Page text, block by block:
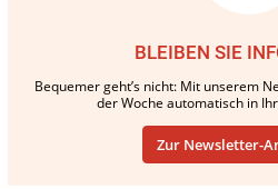
BLEIBEN SIE
Bequemer geht’s nicht: Mit unserem
der Woche automatisch in
Zur Newsletter-